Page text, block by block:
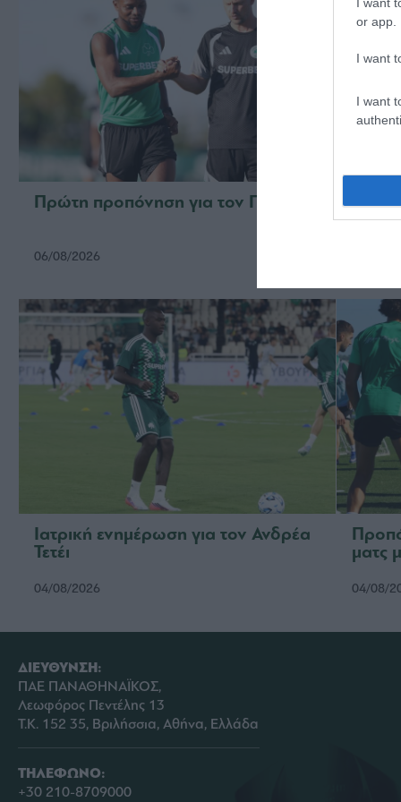
or app.
I want
I want
Πρώτη προπόνηση για τον Γκαρσία
06/08/2026
Για
Ιατρική ενημέρωση για τον Ανδρέα
Τετέι
04/08/2026
ματς
04/08/
ΔΙΕΥΘΥΝΣΗ:
ΠΑΕ ΠΑΝΑΘΗΝΑΪΚΟΣ,
Λεωφόρος Πεντέλης 13
Τ.Κ. 152 35, Βριλήσσια, Αθήνα, Ελλάδα
ΤΗΛΕΦΩΝΟ:
+30 210-8709000